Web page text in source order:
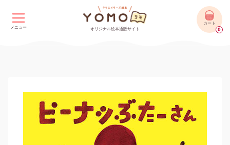
メニュー オリジナル絵本通販サイト
カート
0